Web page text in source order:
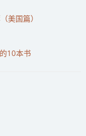
美国篇）
10本书